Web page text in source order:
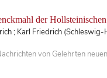
der
; Karl Friedrich (Schleswig-
von Gelehrten